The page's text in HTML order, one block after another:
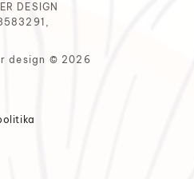
DESIGN
design © 2026